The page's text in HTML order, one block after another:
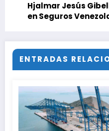
Hjalmar Jesús
en Seguros
ENTRADAS